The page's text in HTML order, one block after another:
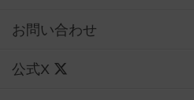
お問い合わせ
公式X